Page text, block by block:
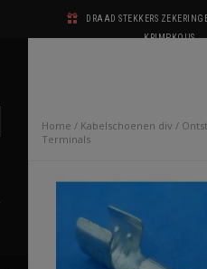
DRAAD STEKKERS
KRIMPKOUS
Home / Kabelschoenen div /
Terminals